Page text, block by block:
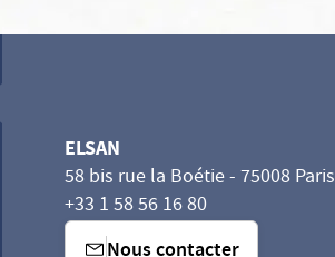
ELSAN
58 bis rue la Boétie - 75008 Paris
+33 1 58 56 16 80